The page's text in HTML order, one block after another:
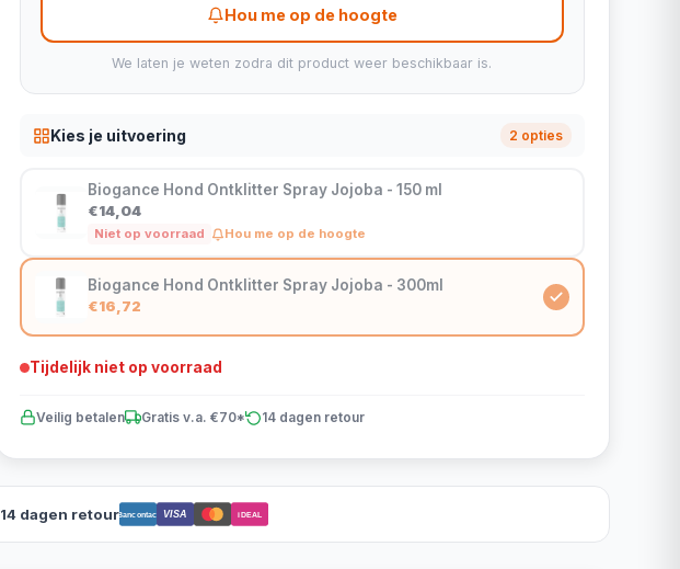
Hou me op de hoogte
We laten je weten zodra dit product weer beschikbaar is.
Kies je uitvoering 2 opties
Biogance Hond Ontklitter Spray Jojoba - 150 ml
€14,04
Niet op voorraad Hou me op de hoogte
Biogance Hond Ontklitter Spray Jojoba - 300ml
€16,72
Tijdelijk niet op voorraad
Veilig betalen Gratis v.a. €70* 14 dagen retour
14 dagen retourBancontact VISA iDEAL